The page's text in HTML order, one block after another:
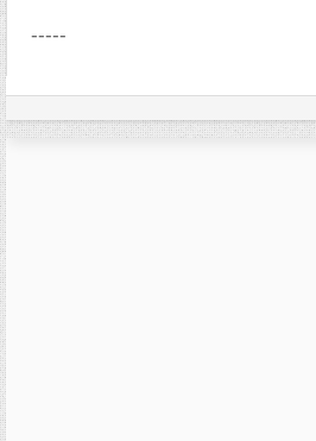
-----